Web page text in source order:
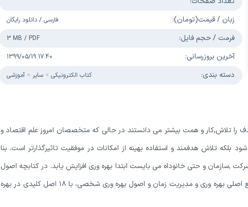
زبان / قیمت(تومان):
فارسی / دانلود رایگان
فرمت / حجم فایل: 3 MB / PDF
آخرین بروزرسانی: 1399/05/19 17:40
دسته بندی: كتاب الكترونیکی سایر آموزشی
را تلاش,کار و همت بیشتر می دانستند در حالی که متخصصان امروز علم اقتصاد و
تلاش هدفمند و استفاده بهینه از امکانات در موفقیت تاثیرگذارتر است. بنا
,سازمان و حتی خانوداه می بایست ابتدا بهره وری افزایش یابد. در کتابچه اصول
ضروری بهره وری برای زندگی امروزی در دو بخش موانع اصلی بهره وری و مدیریت زمان و اصول بهره وری شخصی، با ۱۸ اصل کلیدی در بهره